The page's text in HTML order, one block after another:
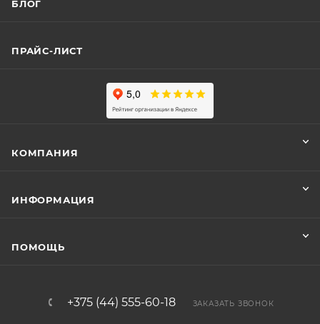
БЛОГ
ПРАЙС-ЛИСТ
КОМПАНИЯ
ИНФОРМАЦИЯ
ПОМОЩЬ
+375 (44) 555-60-18 ЗАКАЗАТЬ ЗВОНОК